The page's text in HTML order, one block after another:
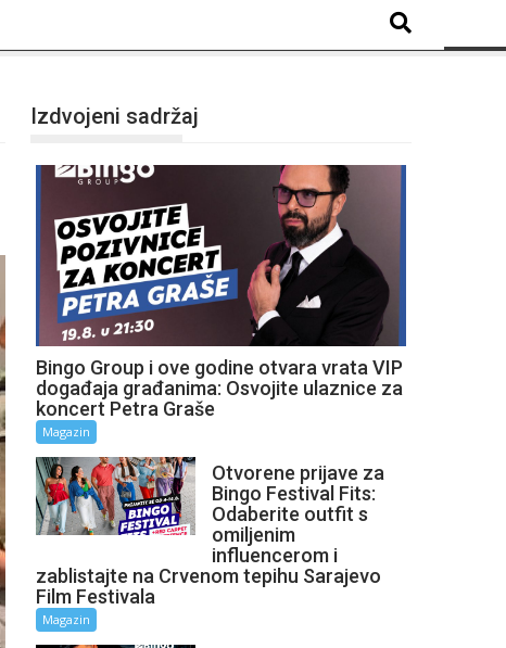
Izdvojeni sadržaj
Bingo Group i ove godine otvara vrata VIP
događaja građanima: Osvojite ulaznice za
koncert Petra Graše
Magazin
Otvorene prijave za
Bingo Festival Fits:
Odaberite outfit s
omiljenim
influencerom i
zablistajte na Crvenom tepihu Sarajevo
Film Festivala
Magazin